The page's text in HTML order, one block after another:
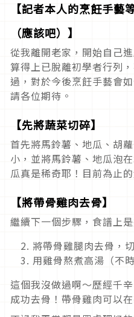
【記者本人的烹飪手藝
（應該吧）】
從我離開老家，開始自己
算得上已脫離初學者行列
過，對於今後烹飪手藝會
請各位期待。
【先將蔬菜切碎】
首先將馬鈴薯、地瓜、胡
小，並將馬鈴薯、地瓜泡
瓜真是稀奇耶！目前為止
【將帶骨雞肉去骨】
繼續下一個步驟，食譜上
2. 將帶骨雞腿肉去骨，
3. 用雞骨熬煮高湯（不
這個我沒做過啊～歷經千
成功去骨！帶骨雞肉可以